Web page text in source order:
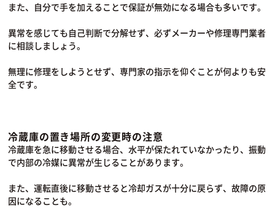
また、自分で手を加えることで保証が無効になる場合も多いです。
異常を感じても自己判断で分解せず、必ずメーカーや修理専門業者
に相談しましょう。
無理に修理をしようとせず、専門家の指示を仰ぐことが何よりも安
全です。
冷蔵庫の置き場所の変更時の注意
冷蔵庫を急に移動させる場合、水平が保たれていなかったり、振動
で内部の冷媒に異常が生じることがあります。
また、運転直後に移動させると冷却ガスが十分に戻らず、故障の原
因になることも。